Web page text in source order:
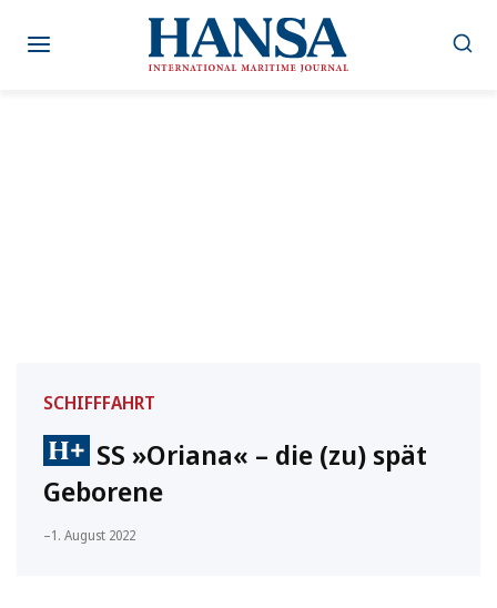
Inhalt
SCHIFFFAHRT
SS »Oriana« – die (zu) spät
Geborene
–1. August 2022